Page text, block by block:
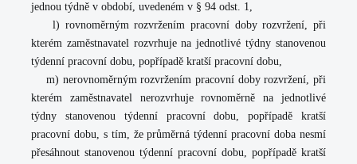
jednou týdně v období, uvedeném v § 94 odst. 1,
l) rovnoměrným rozvržením pracovní doby rozvržení, při
kterém zaměstnavatel rozvrhuje na jednotlivé týdny stanovenou
týdenní pracovní dobu, popřípadě kratší pracovní dobu,
m) nerovnoměrným rozvržením pracovní doby rozvržení, při
kterém zaměstnavatel nerozvrhuje rovnoměrně na jednotlivé
týdny stanovenou týdenní pracovní dobu, popřípadě kratší
pracovní dobu, s tím, že průměrná týdenní pracovní doba nesmí
přesáhnout stanovenou týdenní pracovní dobu, popřípadě kratší